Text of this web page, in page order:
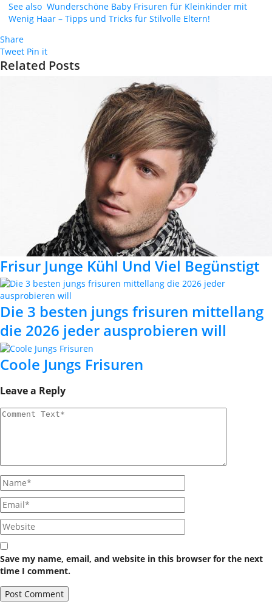
See also Wunderschöne Baby Frisuren für Kleinkinder mit
Wenig Haar – Tipps und Tricks für Stilvolle Eltern!
Share
Tweet Pin it
Related Posts
Frisur Junge Kühl Und Viel Begünstigt
Die 3 besten jungs frisuren mittellang
die 2026 jeder ausprobieren will
Coole Jungs Frisuren
Leave a Reply
Save my name, email, and website in this browser for the next
time I comment.